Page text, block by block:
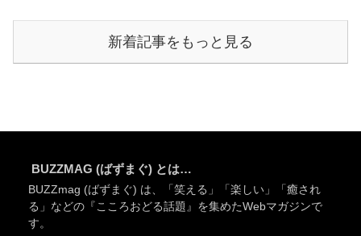
新着記事をもっと見る
BUZZMAG (ばずまぐ) とは…
BUZZmag (ばずまぐ) は、「笑える」「楽しい」「癒され
る」などの『こころおどる話題』を集めたWebマガジンで
す。